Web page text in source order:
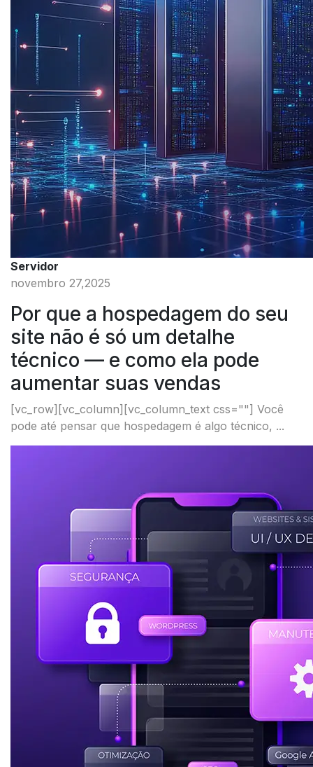
Servidor
novembro 27,2025
Por que a hospedagem do seu
site não é só um detalhe
técnico — e como ela pode
aumentar suas vendas
[vc_row][vc_column][vc_column_text css=""] Você
pode até pensar que hospedagem é algo técnico, ...